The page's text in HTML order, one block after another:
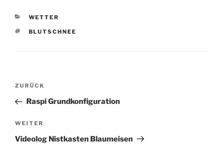
KATEGORIEN
WETTER
SCHLAGWÖRTER
BLUTSCHNEE
Beitragsnavigation
Vorheriger
Beitrag
ZURÜCK
Raspi Grundkonfiguration
Nächster
Beitrag
WEITER
Videolog Nistkasten Blaumeisen